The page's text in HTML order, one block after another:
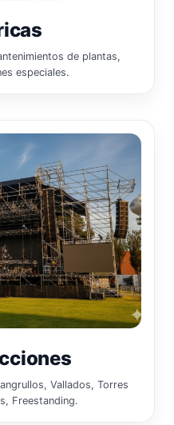
de plantas,
especiales.
Vallados, Torres
Freestanding.